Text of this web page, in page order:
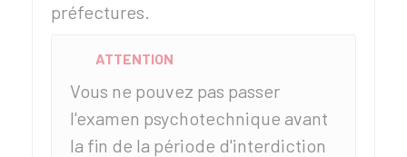
préfectures.
ATTENTION
Vous ne pouvez pas passer
l'examen psychotechnique avant
la fin de la période d'interdiction